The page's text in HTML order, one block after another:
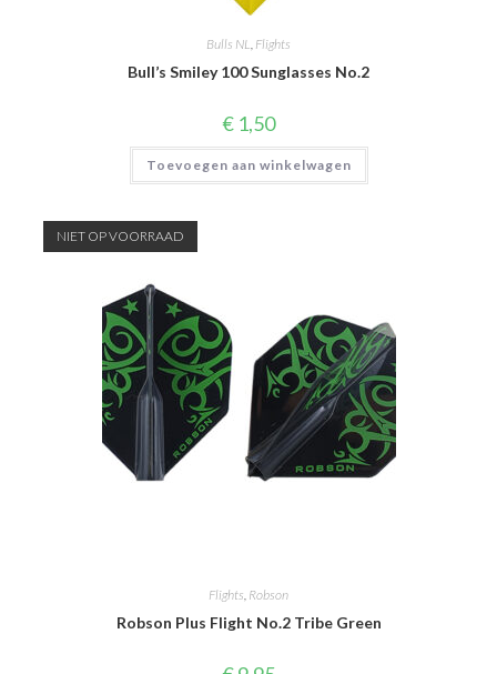
Bulls NL, Flights
Bull’s Smiley 100 Sunglasses No.2
€ 1,50
Toevoegen aan winkelwagen
NIET OP VOORRAAD
Flights Robson
Robson Plus Flight No.2 Tribe Green